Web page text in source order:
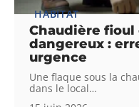
HABITAT
Chaudière
dangereux :
urgence
Une flaque sous la
dans le local…